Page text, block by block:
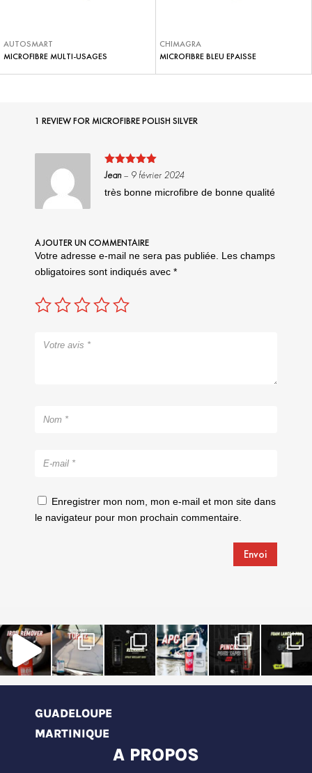
AUTOSMART
MICROFIBRE MULTI-USAGES
CHIMAGRA
MICROFIBRE BLEU EPAISSE
1 REVIEW FORMICROFIBRE POLISH SILVER
Note 5sur
Jean– 9 février 2024
très bonne microfibre de bonne qualité
AJOUTER UN COMMENTAIRE
Votre adresse e-mail ne sera pas publiée. Les champs
obligatoires sont indiqués avec *
Enregistrer mon nom, mon e-mail et mon site dans
le navigateur pour mon prochain commentaire.
Envoi
GUADELOUPE
MARTINIQUE
A PROPOS